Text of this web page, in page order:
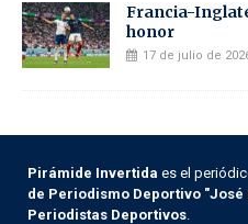
Francia-
honor
17 de julio de
Pirámide Invertida es el
de Periodismo Deportivo "José
Periodistas Deportivos